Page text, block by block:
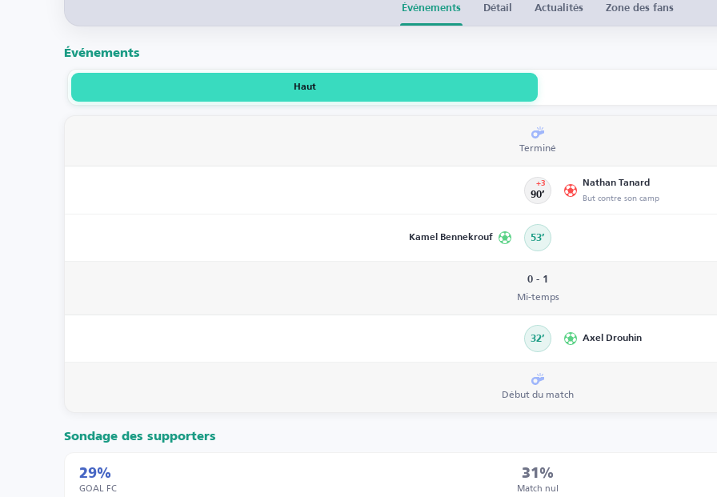
Événements Détail Actualités Zone des fans
Événements
Haut
Terminé
90’
+3 Nathan Tanard
But contre son camp
Kamel Bennekrouf 53’
0 - 1
Mi-temps
32’ Axel Drouhin
Début du match
Sondage des supporters
29%
GOAL FC
31%
Match nul